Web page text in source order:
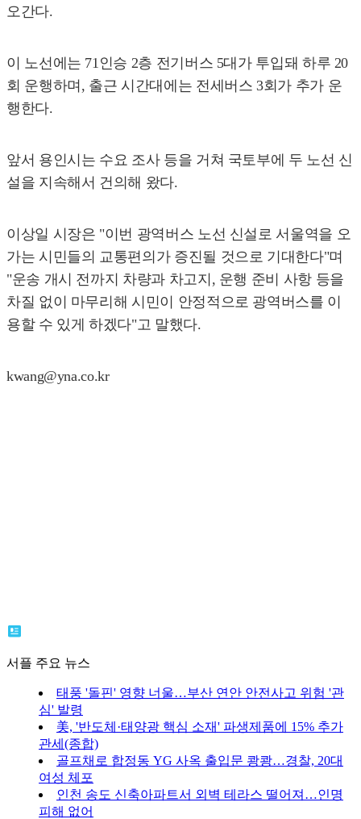
오간다.
이 노선에는 71인승 2층 전기버스 5대가 투입돼 하루 20
회 운행하며, 출근 시간대에는 전세버스 3회가 추가 운
행한다.
앞서 용인시는 수요 조사 등을 거쳐 국토부에 두 노선 신
설을 지속해서 건의해 왔다.
이상일 시장은 "이번 광역버스 노선 신설로 서울역을 오
가는 시민들의 교통편의가 증진될 것으로 기대한다"며
"운송 개시 전까지 차량과 차고지, 운행 준비 사항 등을
차질 없이 마무리해 시민이 안정적으로 광역버스를 이
용할 수 있게 하겠다"고 말했다.
kwang@yna.co.kr
서플 주요 뉴스
태풍 '돌핀' 영향 너울…부산 연안 안전사고 위험 '관
심' 발령
美, '반도체·태양광 핵심 소재' 파생제품에 15% 추가
관세(종합)
골프채로 합정동 YG 사옥 출입문 쾅쾅…경찰, 20대
여성 체포
인천 송도 신축아파트서 외벽 테라스 떨어져…인명
피해 없어